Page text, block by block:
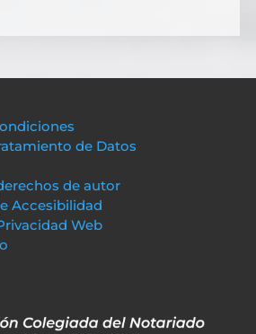
de Datos
de autor
Accesibilidad
Web